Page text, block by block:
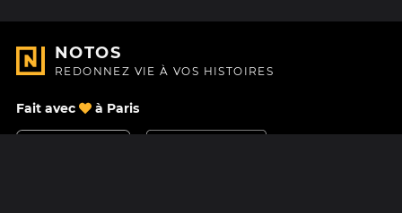
NOTOS
REDONNEZ VIE À VOS HISTOIRES
Fait avec à Paris